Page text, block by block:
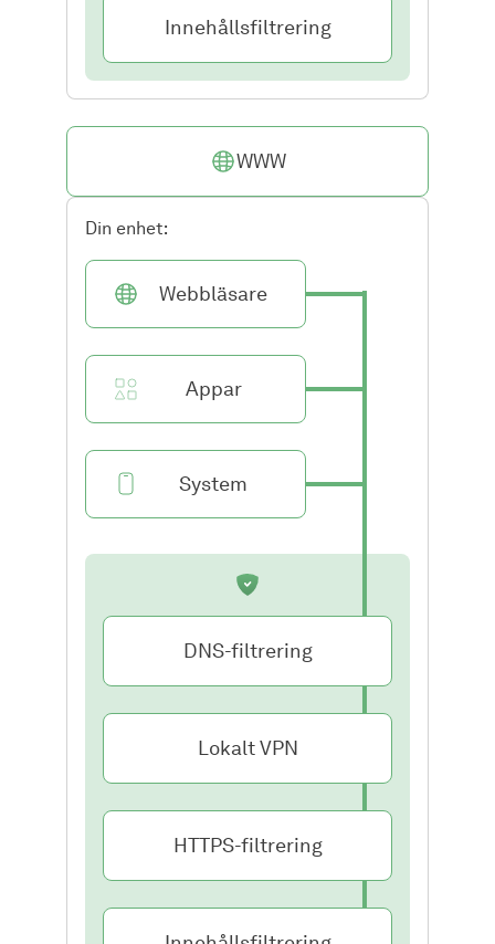
Innehållsfiltrering
WWW
Din enhet:
Webbläsare
Appar
System
DNS-filtrering
Lokalt VPN
HTTPS-filtrering